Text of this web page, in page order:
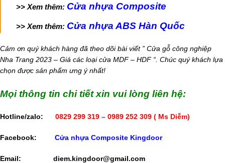
>> Xem thêm: Cửa nhựa Composite
>> Xem thêm: Cửa nhựa ABS Hàn Quốc
Cảm ơn quý khách hàng đã theo dõi bài viết ” Cửa gỗ công nghiệp
Nha Trang 2023 – Giá các loại cửa MDF – HDF “. Chúc quý khách lựa
chọn được sản phẩm ưng ý nhất!
Mọi thông tin chi tiết xin vui lòng liên hệ:
Hotline/zalo: 0829 299 319 – 0989 252 309 ( Ms Diễm)
Facebook: Cửa nhựa Composite Kingdoor
Email: diem.kingdoor@gmail.com